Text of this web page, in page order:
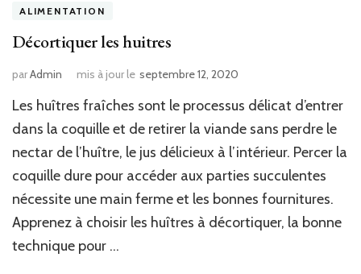
ALIMENTATION
Décortiquer les huitres
parAdmin mis à jour le septembre 12, 2020
Les huîtres fraîches sont le processus délicat d’entrer
dans la coquille et de retirer la viande sans perdre le
nectar de l’huître, le jus délicieux à l’intérieur. Percer la
coquille dure pour accéder aux parties succulentes
nécessite une main ferme et les bonnes fournitures.
Apprenez à choisir les huîtres à décortiquer, la bonne
technique pour …